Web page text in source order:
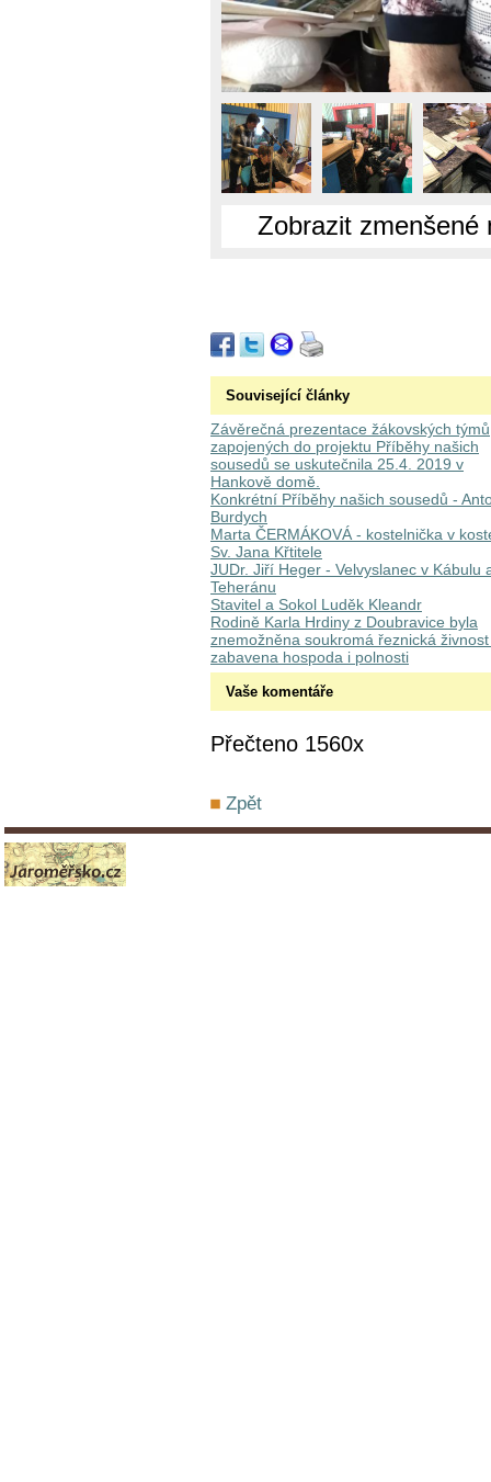
Zobrazit zmenšené
Související články
Závěrečná prezentace žákovských týmů
zapojených do projektu Příběhy našich
sousedů se uskutečnila 25.4. 2019 v
Hankově domě.
Konkrétní Příběhy našich sousedů -
Burdych
Marta ČERMÁKOVÁ - kostelnička v
Sv. Jana Křtitele
JUDr. Jiří Heger - Velvyslanec v Kábulu
Teheránu
Stavitel a Sokol Luděk Kleandr
Rodině Karla Hrdiny z Doubravice byla
znemožněna soukromá řeznická
zabavena hospoda i polnosti
Vaše komentáře
Přečteno 1560x
Zpět